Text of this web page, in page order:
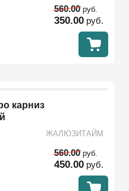
560.00руб.
350.00 руб.
карниз
ЖАЛЮЗИТАЙМ
560.00руб.
450.00 руб.